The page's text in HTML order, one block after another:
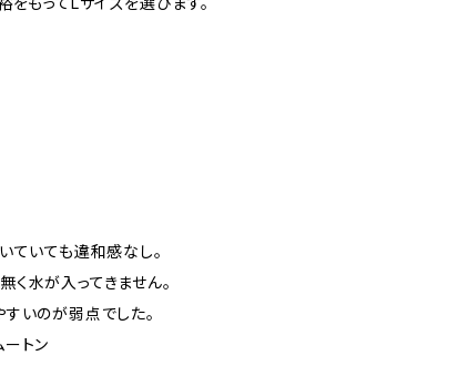
ていても違和感なし。
水が入ってきません。
いのが弱点でした。
トン